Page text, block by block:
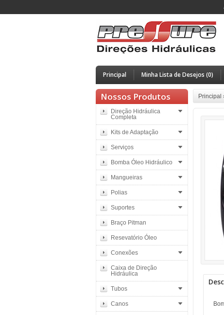
Principal Minha Lista de Desejos (0)
Nossos Produtos
Direção Hidráulica
Completa
Kits de Adaptação
Serviços
Bomba Óleo Hidráulico
Mangueiras
Polias
Suportes
Braço Pitman
Resevatório Óleo
Conexões
Caixa de Direção
Hidráulica
Tubos
Canos
Principal